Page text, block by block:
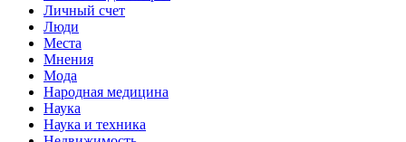
Личный счет
Люди
Места
Мнения
Мода
Народная медицина
Наука
Наука и техника